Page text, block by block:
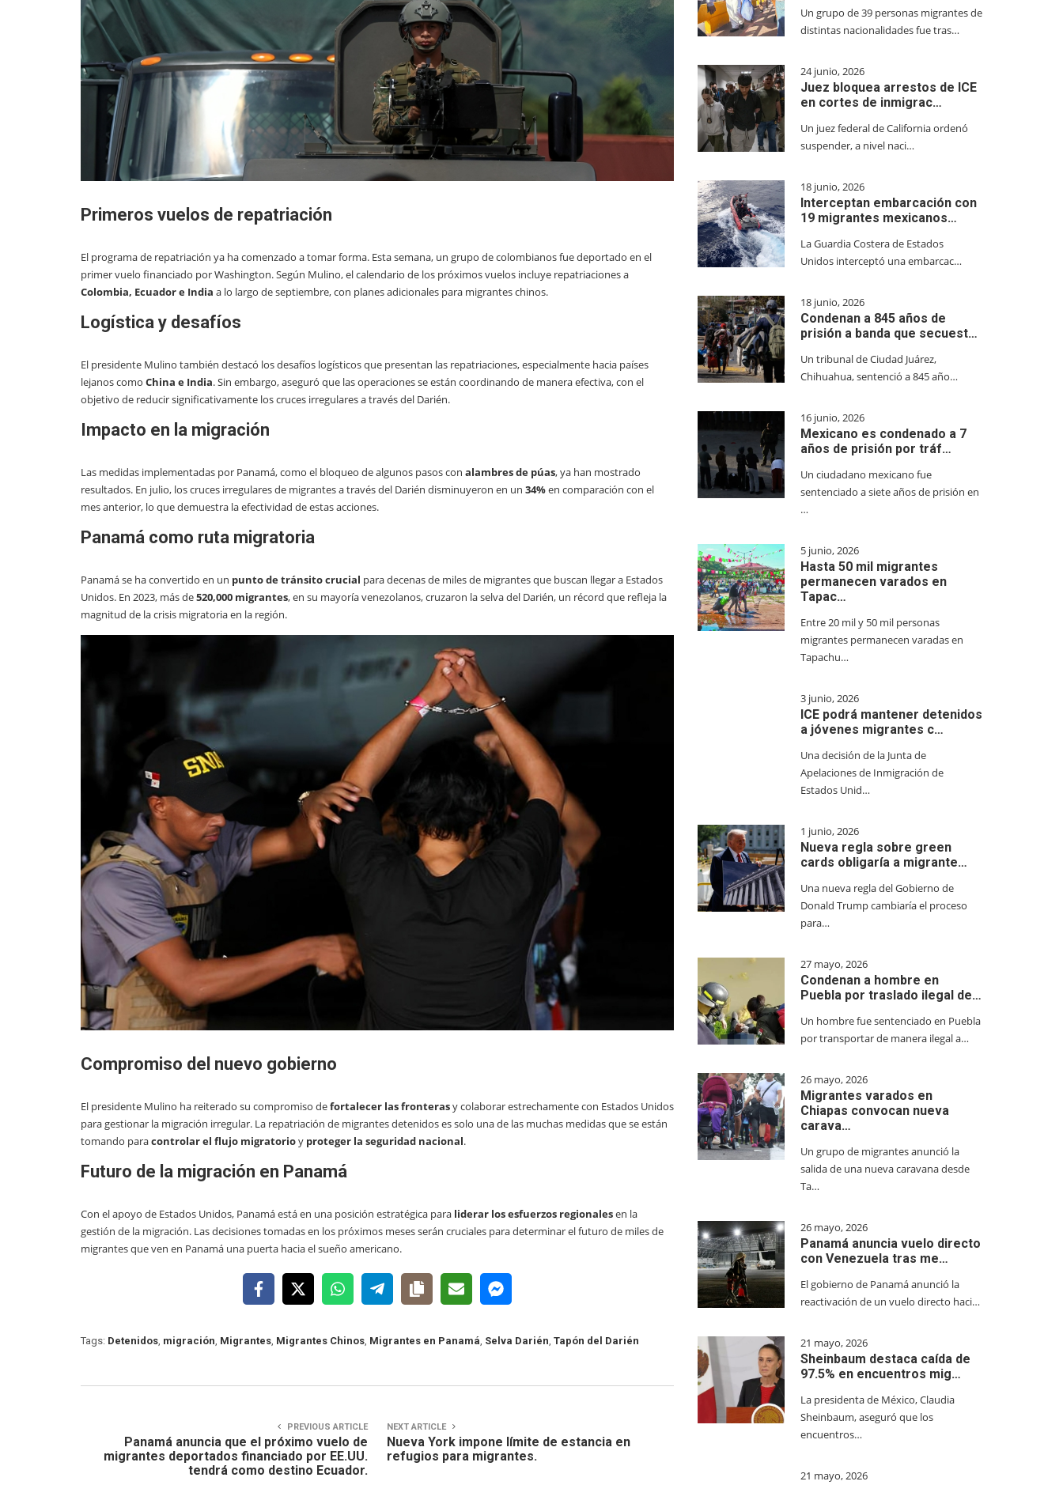
Primeros vuelos de repatriación
El programa de repatriación ya ha comenzado a tomar forma. Esta semana, un grupo de colombianos fue deportado en el
primer vuelo financiado por Washington. Según Mulino, el calendario de los próximos vuelos incluye repatriaciones a
Colombia, Ecuador e India a lo largo de septiembre, con planes adicionales para migrantes chinos.
Logística y desafíos
El presidente Mulino también destacó los desafíos logísticos que presentan las repatriaciones, especialmente hacia países
lejanos como China e India. Sin embargo, aseguró que las operaciones se están coordinando de manera efectiva, con el
objetivo de reducir significativamente los cruces irregulares a través del Darién.
Impacto en la migración
Las medidas implementadas por Panamá, como el bloqueo de algunos pasos con alambres de púas, ya han mostrado
resultados. En julio, los cruces irregulares de migrantes a través del Darién disminuyeron en un 34%en comparación con el
mes anterior, lo que demuestra la efectividad de estas acciones.
Panamá como ruta migratoria
Panamá se ha convertido en un punto de tránsito crucial para decenas de miles de migrantes que buscan llegar a Estados
Unidos. En 2023, más de520,000 migrantes, en su mayoría venezolanos, cruzaron la selva del Darién, un récord que refleja la
magnitud de la crisis migratoria en la región.
Compromiso del nuevo gobierno
El presidente Mulino ha reiterado su compromiso defortalecer las fronterasy colaborar estrechamente con Estados Unidos
para gestionar la migración irregular. La repatriación de migrantes detenidos es solo una de las muchas medidas que se están
tomando paracontrolar el flujo migratorioy proteger la seguridad nacional.
Futuro de la migración en Panamá
Con el apoyo de Estados Unidos, Panamá está en una posición estratégica para liderar los esfuerzos regionalesen la
gestión de la migración. Las decisiones tomadas en los próximos meses serán cruciales para determinar el futuro de miles de
migrantes que ven en Panamá una puerta hacia el sueño americano.
Tags: Detenidos migración Migrantes Migrantes Chinos Migrantes en Panamá Selva Darién Tapón del Darién
PREVIOUS ARTICLE
Panamá anuncia que el próximo vuelo de
migrantes deportados financiado por EE.UU.
tendrá como destino Ecuador.
NEXT ARTICLE
Nueva York impone límite de estancia en
refugios para migrantes.
Un grupo de 39 personas migrantes de
distintas nacionalidades fue tras…
24 junio, 2026
Juez bloquea arrestos de ICE
en cortes de inmigrac…
Un juez federal de California ordenó
suspender, a nivel naci…
18 junio, 2026
Interceptan embarcación con
19 migrantes mexicanos…
La Guardia Costera de Estados
Unidos interceptó una embarcac…
18 junio, 2026
Condenan a 845 años de
prisión a banda que secuest…
Un tribunal de Ciudad Juárez,
Chihuahua, sentenció a 845 año…
16 junio, 2026
Mexicano es condenado a 7
años de prisión por tráf…
Un ciudadano mexicano fue
sentenciado a siete años de prisión en
…
5 junio, 2026
Hasta 50 mil migrantes
permanecen varados en
Tapac…
Entre 20 mil y 50 mil personas
migrantes permanecen varadas en
Tapachu…
3 junio, 2026
ICE podrá mantener detenidos
a jóvenes migrantes c…
Una decisión de la Junta de
Apelaciones de Inmigración de
Estados Unid…
1 junio, 2026
Nueva regla sobre green
cards obligaría a migrante…
Una nueva regla del Gobierno de
Donald Trump cambiaría el proceso
para…
27 mayo, 2026
Condenan a hombre en
Puebla por traslado ilegal de…
Un hombre fue sentenciado en Puebla
por transportar de manera ilegal a…
26 mayo, 2026
Migrantes varados en
Chiapas convocan nueva
carava…
Un grupo de migrantes anunció la
salida de una nueva caravana desde
Ta…
26 mayo, 2026
Panamá anuncia vuelo directo
con Venezuela tras me…
El gobierno de Panamá anunció la
reactivación de un vuelo directo haci…
21 mayo, 2026
Sheinbaum destaca caída de
97.5% en encuentros mig…
La presidenta de México, Claudia
Sheinbaum, aseguró que los
encuentros…
21 mayo, 2026